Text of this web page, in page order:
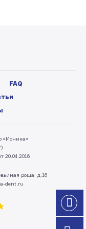
FAQ
«Ионика»
20.04.2016
роща, д.16
dent.ru